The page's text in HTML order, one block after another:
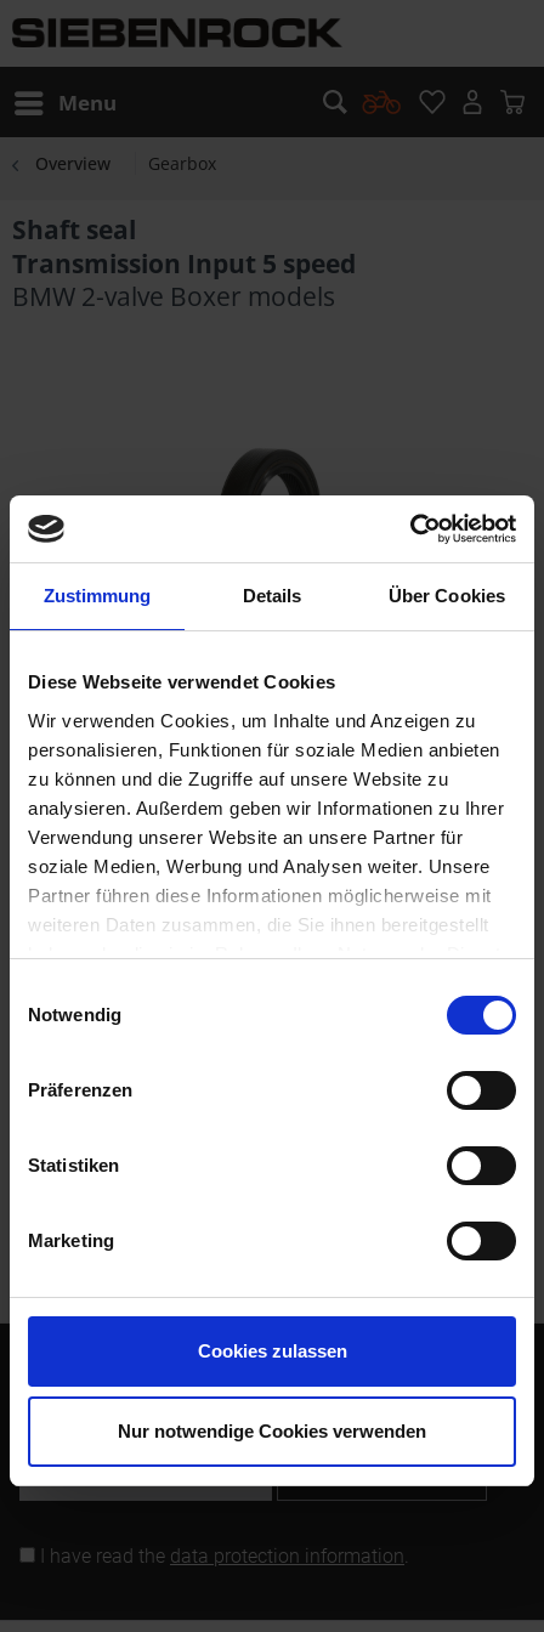
Zustimmung Details Über Cookies
Diese Webseite verwendet Cookies
Wir verwenden Cookies, um Inhalte und Anzeigen zu
personalisieren, Funktionen für soziale Medien anbieten
zu können und die Zugriffe auf unsere Website zu
analysieren. Außerdem geben wir Informationen zu Ihrer
Verwendung unserer Website an unsere Partner für
soziale Medien, Werbung und Analysen weiter. Unsere
Partner führen diese Informationen möglicherweise mit
weiteren Daten zusammen, die Sie ihnen bereitgestellt
haben oder die sie im Rahmen Ihrer Nutzung der Dienste
Cookies, wenn Sie unsere Webseite weiterhin nutzen.
Notwendig
Präferenzen
Statistiken
Marketing
Cookies zulassen
Nur notwendige Cookies verwenden
Menu
Overview Gearbox
Shaft seal
Transmission Input 5 speed
BMW 2-valve Boxer models
€9.95
Prices incl. VAT,plus shipping costs
Ready to ship today, Delivery time appr. 2-4 workdays within
Germany
Add to shopping cart
Remember Comment
part no.: 2312726
This is the transmission Input shaft seal for all BMW 2-valve
Subscribe to the free newsletter and ensure that you will no
I have read the data protection information.